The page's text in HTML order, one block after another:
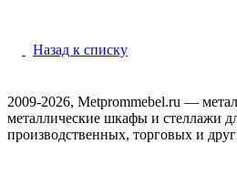
Назад к списку
2009-2026, Metprommebel.ru —
металлические шкафы и стеллажи
производственных, торговых и